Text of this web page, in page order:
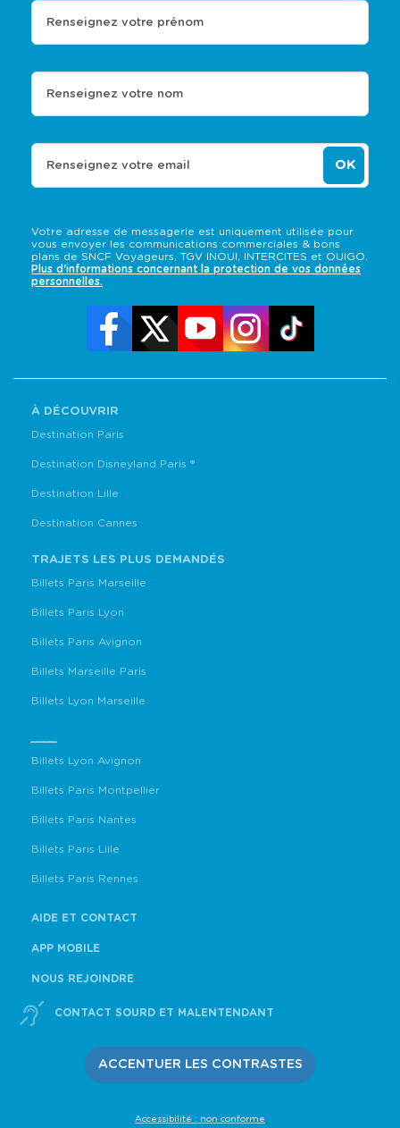
Votre adresse de messagerie est uniquement utilisée pour
vous envoyer les communications commerciales & bons
plans de SNCF Voyageurs, TGV INOUI, INTERCITES et OUIGO.
Plus d'informations concernant la protection de vos données
personnelles.
Renseignez votre prénom
Renseignez votre nom
Renseignez votre email OK
À DÉCOUVRIR
Destination Paris
Destination Disneyland Paris ®
Destination Lille
Destination Cannes
TRAJETS LES PLUS DEMANDÉS
Billets Paris Marseille
Billets Paris Lyon
Billets Paris Avignon
Billets Marseille Paris
Billets Lyon Marseille
Billets Lyon Avignon
Billets Paris Montpellier
Billets Paris Nantes
Billets Paris Lille
Billets Paris Rennes
AIDE ET CONTACT
APP MOBILE
NOUS REJOINDRE
CONTACT SOURD ET MALENTENDANT
ACCENTUER LES CONTRASTES
Accessibilité : non conforme